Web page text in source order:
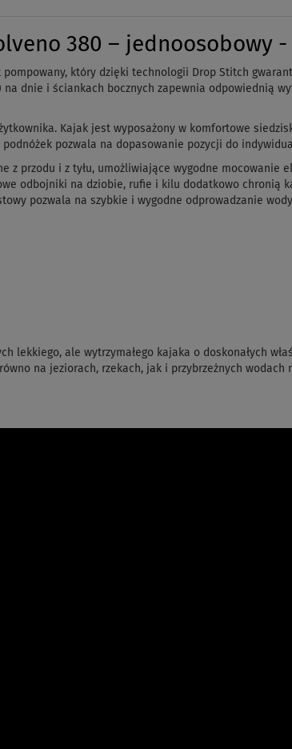
380 – jednoosobowy
który dzięki technologii Drop Stitch
dnie i ściankach bocznych zapewnia odpowiednią
Kajak jest wyposażony w komfortowe
pozwala na dopasowanie pozycji do
z przodu i z tyłu, umożliwiające wygodne mocowanie
odbojniki na dziobie, rufie i kilu dodatkowo chronią
pozwala na szybkie i wygodne odprowadzanie
lekkiego, ale wytrzymałego kajaka o doskonałych
na jeziorach, rzekach, jak i przybrzeżnych wodach